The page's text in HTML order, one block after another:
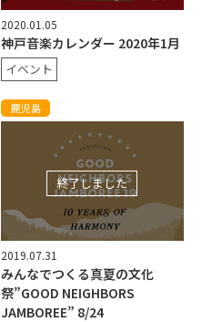
2020.01.05
神戸音楽カレンダー 2020年1月
イベント
鹿児島
終了しました
2019.07.31
みんなでつくる真夏の文化
祭”GOOD NEIGHBORS
JAMBOREE” 8/24